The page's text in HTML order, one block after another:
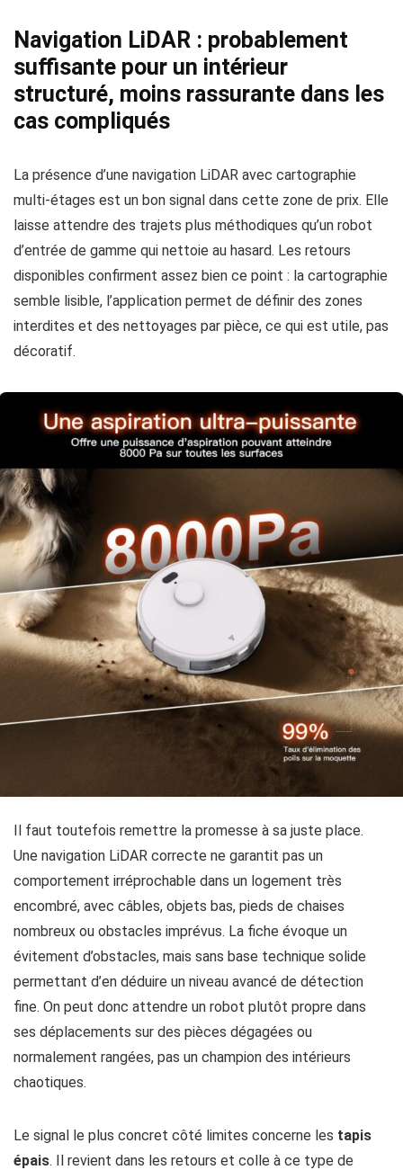
Navigation LiDAR : probablement
suffisante pour un intérieur
structuré, moins rassurante dans les
cas compliqués
La présence d’une navigation LiDAR avec cartographie
multi-étages est un bon signal dans cette zone de prix. Elle
laisse attendre des trajets plus méthodiques qu’un robot
d’entrée de gamme qui nettoie au hasard. Les retours
disponibles confirment assez bien ce point : la cartographie
semble lisible, l’application permet de définir des zones
interdites et des nettoyages par pièce, ce qui est utile, pas
décoratif.
Il faut toutefois remettre la promesse à sa juste place.
Une navigation LiDAR correcte ne garantit pas un
comportement irréprochable dans un logement très
encombré, avec câbles, objets bas, pieds de chaises
nombreux ou obstacles imprévus. La fiche évoque un
évitement d’obstacles, mais sans base technique solide
permettant d’en déduire un niveau avancé de détection
fine. On peut donc attendre un robot plutôt propre dans
ses déplacements sur des pièces dégagées ou
normalement rangées, pas un champion des intérieurs
chaotiques.
Le signal le plus concret côté limites concerne les tapis
épais. Il revient dans les retours et colle à ce type de